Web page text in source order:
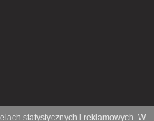
statystycznych i reklamowych. W